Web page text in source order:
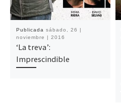
Publicada sábado, 26 |
noviembre | 2016
‘La treva’:
Imprescindible